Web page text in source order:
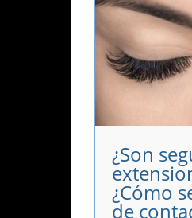
¿Son
¿Cómo
de